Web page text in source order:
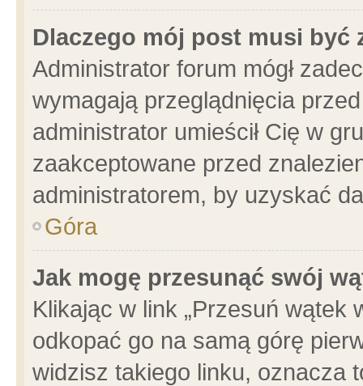
Dlaczego mój post musi być
Administrator forum mógł
wymagają przeglądnięcia
administrator umieścił Cię w
zaakceptowane przed
administratorem, by uzyskać
Góra
Jak mogę przesunąć swój
Klikając w link „Przesuń wątek
odkopać go na samą górę
widzisz takiego linku, oznacza